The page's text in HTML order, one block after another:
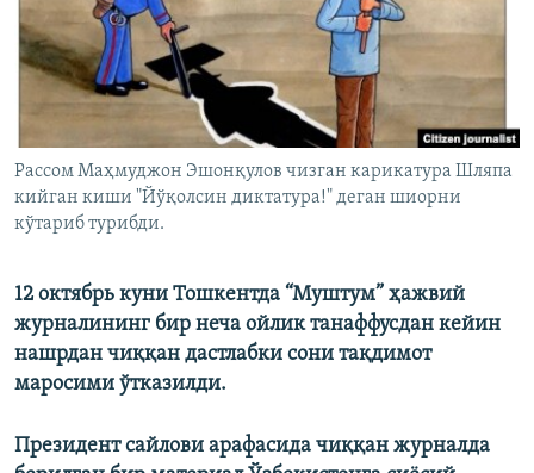
Рассом Маҳмуджон Эшонқулов чизган карикатура Шляпа
кийган киши "Йўқолсин диктатура!" деган шиорни
кўтариб турибди.
12 октябрь куни Тошкентда “Муштум” ҳажвий
журналининг бир неча ойлик танаффусдан кейин
нашрдан чиққан дастлабки сони тақдимот
маросими ўтказилди.
Президент сайлови арафасида чиққан журналда